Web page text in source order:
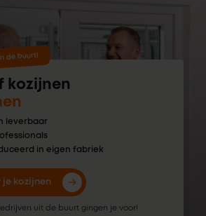
de buurt!
kozijnen
leverbaar
in eigen fabriek
je kozijnen
uit de buurt gingen je voor!